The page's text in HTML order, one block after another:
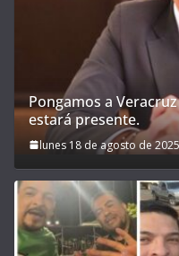
Pongamos a
estará presente.
lunes 18 de agosto de 2025